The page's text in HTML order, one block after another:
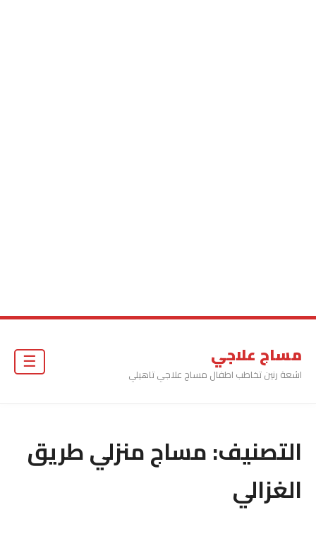
مساج علاجي
اشعة رنين تخاطب اطفال مساج علاجي تاهيلي
التصنيف:مساج منزلي طريق
الغزالي